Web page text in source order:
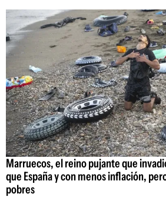
Marruecos, el reino pujante que
que España y con menos inflación,
pobres